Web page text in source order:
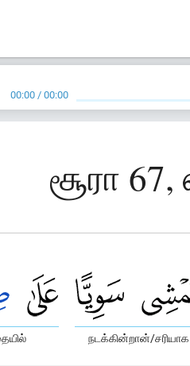
00:00 /00:00
சூரா
நடக்கின்றான்/சரியாக